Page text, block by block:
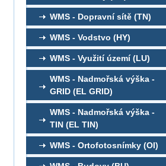
WMS - Dopravní sítě (TN)
WMS - Vodstvo (HY)
WMS - Využití území (LU)
WMS - Nadmořská výška -
GRID (EL GRID)
WMS - Nadmořská výška -
TIN (EL TIN)
WMS - Ortofotosnímky (OI)